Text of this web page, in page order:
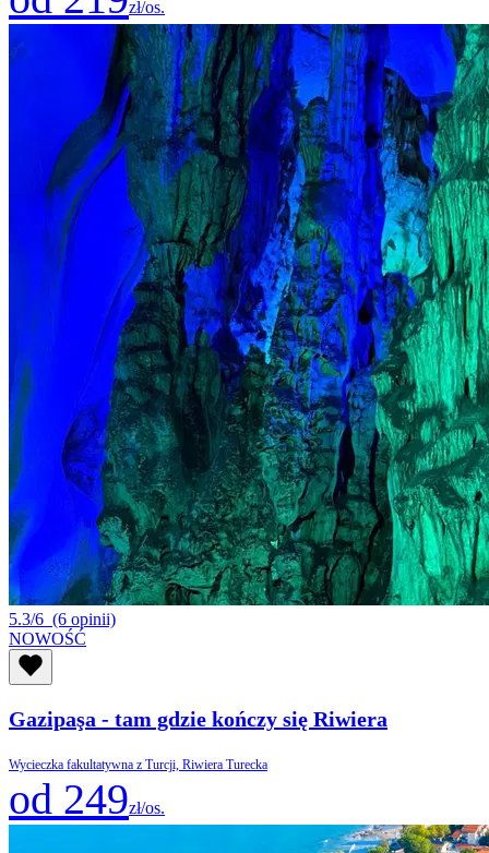
zł/os.
5.3/6 (6 opinii)
NOWOŚĆ
Gazipaşa - tam gdzie kończy się Riwiera
Wycieczka fakultatywna z Turcji, Riwiera Turecka
od 249zł/os.